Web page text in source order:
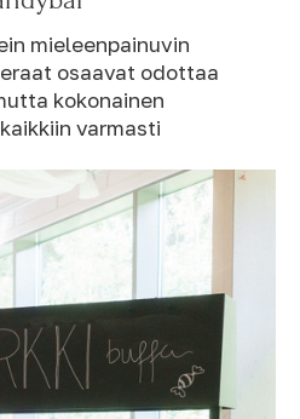
mieleenpainuvin
osaavat odottaa
kokonainen
varmasti